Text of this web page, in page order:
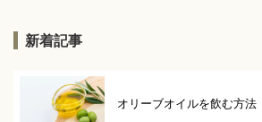
新着記事
オリーブオイルを飲む方法